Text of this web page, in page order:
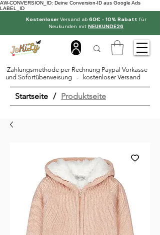
AW-CONVERSION_ID: Deine Conversion-ID aus Google Ads
LABEL_ID
KostenloserVersand ab 60€ - 10% Rabatt für
Neukunden mit NEUKUNDE26
Zahlungsmethode per Rechnung Paypal Vorkasse
und Sofortüberweisung - kostenloser Versand
Startseite / Produktseite